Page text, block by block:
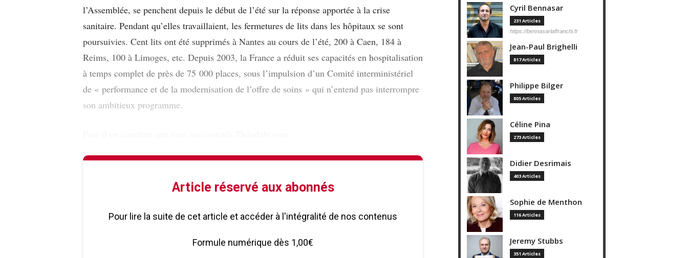
l’Assemblée, se penchent depuis le début de l’été sur la réponse apportée à la crise
sanitaire. Pendant qu’elles travaillaient, les fermetures de lits dans les hôpitaux se sont
poursuivies. Cent lits ont été supprimés à Nantes au cours de l’été, 200 à Caen, 184 à
Reims, 100 à Limoges, etc. Depuis 2003, la France a réduit ses capacités en hospitalisation
à temps complet de près de 75 000 places, sous l’impulsion d’un Comité interministériel
de « performance et de la modernisation de l’offre de soins » qui n’entend pas interrompre
son ambitieux programme.
Article réservé aux abonnés
Pour lire la suite de cet article et accéder à l'intégralité de nos contenus
Formule numérique dès 1,00€
Cyril Bennasar
231 Articles
https://bennasarlaffranchi.fr
Jean-Paul Brighelli
817 Articles
Philippe Bilger
805 Articles
Céline Pina
273 Articles
Didier Desrimais
403 Articles
Sophie de Menthon
116 Articles
Jeremy Stubbs
351 Articles